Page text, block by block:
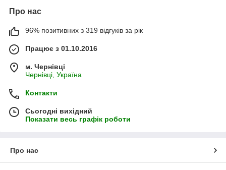
Про нас
96% позитивних з 319 відгуків за рік
Працює з 01.10.2016
м. Чернівці
Чернівці, Україна
Контакти
Сьогодні вихідний
Показати весь графік роботи
Про нас